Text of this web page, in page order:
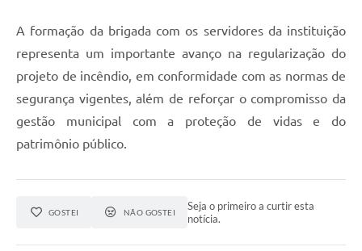
A formação da brigada com os servidores da instituição
representa um importante avanço na regularização do
projeto de incêndio, em conformidade com as normas de
segurança vigentes, além de reforçar o compromisso da
gestão municipal com a proteção de vidas e do
patrimônio público.
GOSTEI NÃO GOSTEI
Seja o primeiro a curtir esta
notícia.